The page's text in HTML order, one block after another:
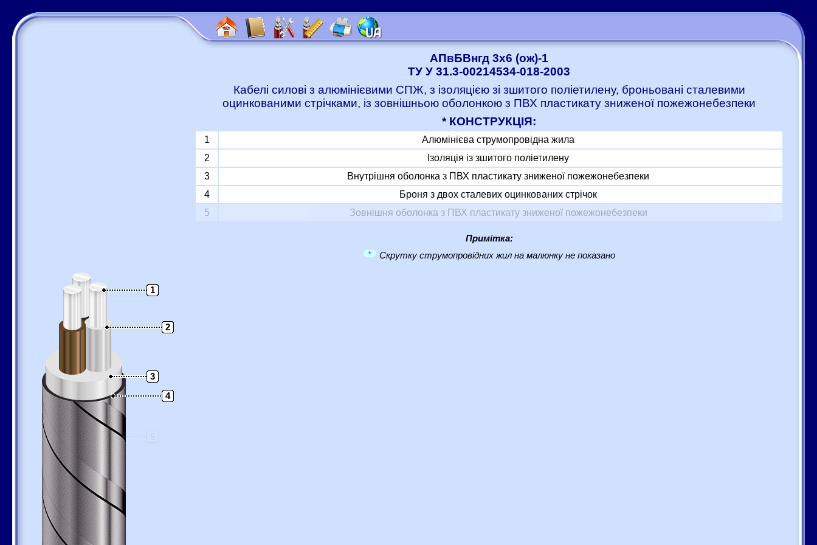
1
2
3
4
5
АПвБВнгд 3x6 (ож)-1
ТУ У 31.3-00214534-018-2003
Кабелі силові з алюмінієвими СПЖ, з ізоляцією зі зшитого поліетилену, броньовані сталевими
оцинкованими стрічками, із зовнішньою оболонкою з ПВХ пластикату зниженої пожежонебезпеки
* КОНСТРУКЦІЯ:
1
Алюмінієва струмопровідна жила
2
Ізоляція із зшитого поліетилену
3
Внутрішня оболонка з ПВХ пластикату зниженої пожежонебезпеки
4
Броня з двох сталевих оцинкованих стрічок
5
Зовнішня оболонка з ПВХ пластикату зниженої пожежонебезпеки
Примітка:
* Скрутку струмопровідних жил на малюнку не показано